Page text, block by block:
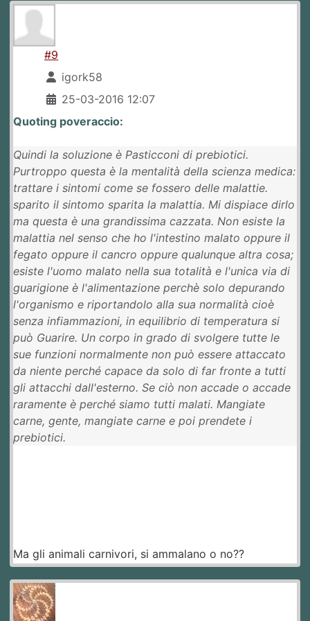
#9
igork58
25-03-2016 12:07
Quoting poveraccio:
Quindi la soluzione è Pasticconi di prebiotici.
Purtroppo questa è la mentalità della scienza medica:
trattare i sintomi come se fossero delle malattie.
sparito il sintomo sparita la malattia. Mi dispiace dirlo
ma questa è una grandissima cazzata. Non esiste la
malattia nel senso che ho l'intestino malato oppure il
fegato oppure il cancro oppure qualunque altra cosa;
esiste l'uomo malato nella sua totalità e l'unica via di
guarigione è l'alimentazione perchè solo depurando
l'organismo e riportandolo alla sua normalità cioè
senza infiammazioni, in equilibrio di temperatura si
può Guarire. Un corpo in grado di svolgere tutte le
sue funzioni normalmente non può essere attaccato
da niente perché capace da solo di far fronte a tutti
gli attacchi dall'esterno. Se ciò non accade o accade
raramente è perché siamo tutti malati. Mangiate
carne, gente, mangiate carne e poi prendete i
prebiotici.
Ma gli animali carnivori, si ammalano o no??